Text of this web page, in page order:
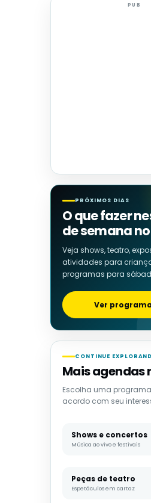
PUB
PRÓXIMOS DIAS
O que fazer
de semana no
Veja shows, teatro,
atividades para
programas para
Ver
CONTINUE
Mais agendas
Escolha uma
acordo com seu
Shows e concertos
Música ao vivo e festivais
Peças de teatro
Espetáculos em cartaz